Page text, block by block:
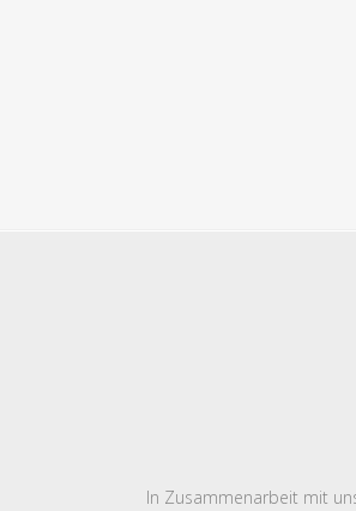
In Zusammenarbeit mit